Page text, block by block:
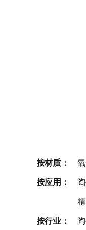
按材质：
按应用：
按行业：